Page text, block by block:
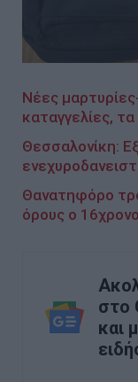
Νέες
καταγγελίες,
Θεσσαλονίκη:
Θανατηφόρο
όρους ο
στο
και